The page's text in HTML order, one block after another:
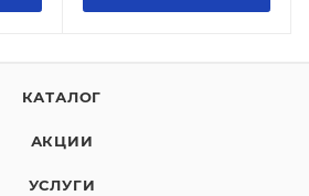
КАТАЛОГ
АКЦИИ
УСЛУГИ